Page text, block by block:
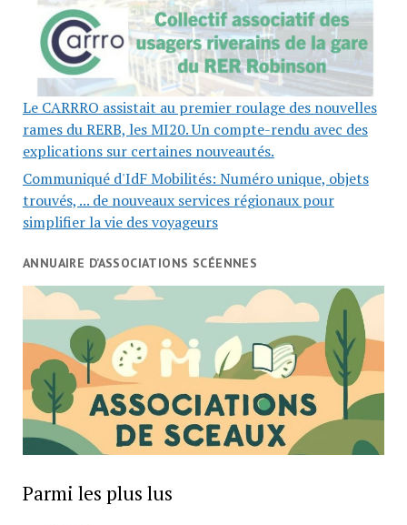
Le CARRRO assistait au premier roulage des nouvelles
rames du RERB, les MI20. Un compte-rendu avec des
explications sur certaines nouveautés.
Communiqué d'IdF Mobilités: Numéro unique, objets
trouvés, ... de nouveaux services régionaux pour
simplifier la vie des voyageurs
ANNUAIRE D’ASSOCIATIONS SCÉENNES
Parmi les plus lus